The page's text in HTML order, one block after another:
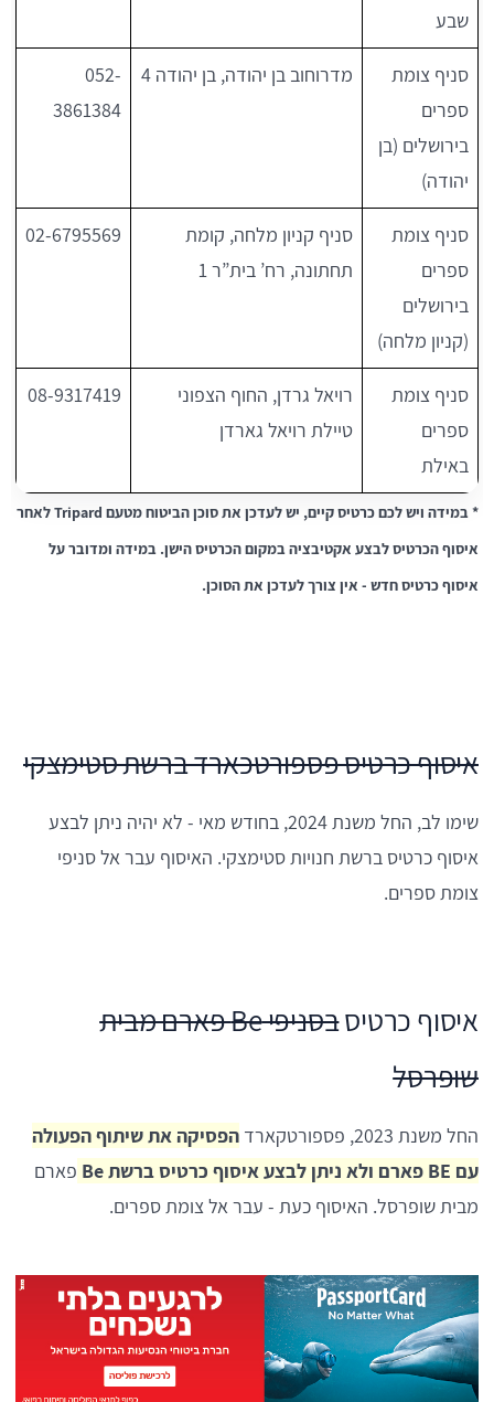
שבע
סניף צומת
ספרים
בירושלים (בן
יהודה)
מדרוחוב בן יהודה, בן יהודה 4
052-
3861384
סניף צומת
ספרים
בירושלים
(קניון מלחה)
סניף קניון מלחה, קומת
תחתונה, רח’ בית”ר 1
02-6795569
סניף צומת
ספרים
באילת
רויאל גרדן, החוף הצפוני
טיילת רויאל גארדן
08-9317419
* במידה ויש לכם כרטיס קיים, יש לעדכן את סוכן הביטוח מטעם Tripard לאחר
איסוף הכרטיס לבצע אקטיבציה במקום הכרטיס הישן. במידה ומדובר על
איסוף כרטיס חדש - אין צורך לעדכן את הסוכן.
איסוף כרטיס פספורטכארד ברשת סטימצקי
שימו לב, החל משנת 2024, בחודש מאי - לא יהיה ניתן לבצע
איסוף כרטיס ברשת חנויות סטימצקי. האיסוף עבר אל סניפי
צומת ספרים.
איסוף כרטיס
בסניפי Be פארם מבית
שופרסל
החל משנת 2023, פספורטקארד
הפסיקה את שיתוף הפעולה
עם BE פארם ולא ניתן לבצע איסוף כרטיס ברשת Be
פארם
מבית שופרסל. האיסוף כעת - עבר אל צומת ספרים.